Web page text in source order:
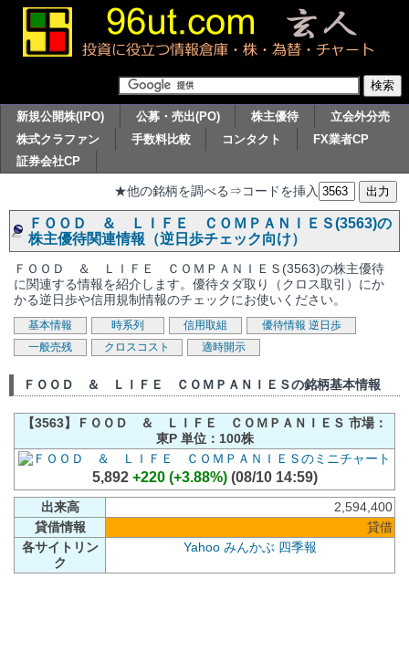
新規公開株(IPO) 公募・売出(PO) 株主優待
立会外分売
株式クラファン
手数料比較 コンタクト
FX業者CP
証券会社CP
★他の銘柄を調べる⇒コードを挿入
ＦＯＯＤ ＆ ＬＩＦＥ ＣＯＭＰＡＮＩＥＳ(3563)の
株主優待関連情報（逆日歩チェック向け）
ＦＯＯＤ ＆ ＬＩＦＥ ＣＯＭＰＡＮＩＥＳ(3563)の株主優待
に関連する情報を紹介します。優待タダ取り（クロス取引）にか
かる逆日歩や信用規制情報のチェックにお使いください。
基本情報 時系列 信用取組 優待情報 逆日歩
一般売残
クロスコスト 適時開示
ＦＯＯＤ ＆ ＬＩＦＥ ＣＯＭＰＡＮＩＥＳの銘柄基本情報
【3563】ＦＯＯＤ ＆ ＬＩＦＥ ＣＯＭＰＡＮＩＥＳ 市場：
東P 単位：100株
5,892 +220 (+3.88%)(08/10 14:59)
出来高
2,594,400
貸借情報
貸借
各サイトリン
ク
Yahoo みんかぶ 四季報